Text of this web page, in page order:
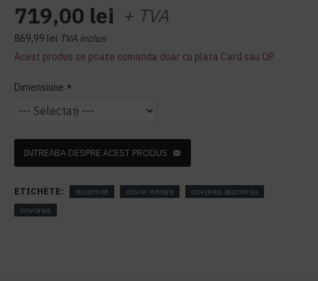
719,00 lei + TVA
869,99 lei TVA inclus
Acest produs se poate comanda doar cu plata Card sau OP
Dimensiune
INTREABA DESPRE ACEST PRODUS
ETICHETE: doormat covor intrare
covoras aluminiu
covoras